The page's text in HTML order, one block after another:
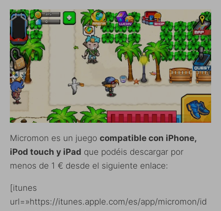
Micromon es un juego compatible con iPhone,
iPod touch y iPad que podéis descargar por
menos de 1 € desde el siguiente enlace:
[itunes
url=»https://itunes.apple.com/es/app/micromon/id